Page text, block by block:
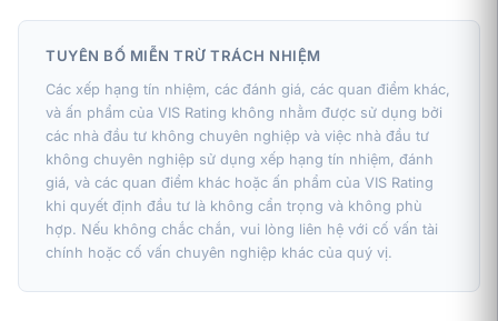
TUYÊN BỐ MIỄN TRỪ TRÁCH NHIỆM
Các xếp hạng tín nhiệm, các đánh giá, các quan điểm khác,
và ấn phẩm của VIS Rating không nhằm được sử dụng bởi
các nhà đầu tư không chuyên nghiệp và việc nhà đầu tư
không chuyên nghiệp sử dụng xếp hạng tín nhiệm, đánh
giá, và các quan điểm khác hoặc ấn phẩm của VIS Rating
khi quyết định đầu tư là không cẩn trọng và không phù
hợp. Nếu không chắc chắn, vui lòng liên hệ với cố vấn tài
chính hoặc cố vấn chuyên nghiệp khác của quý vị.